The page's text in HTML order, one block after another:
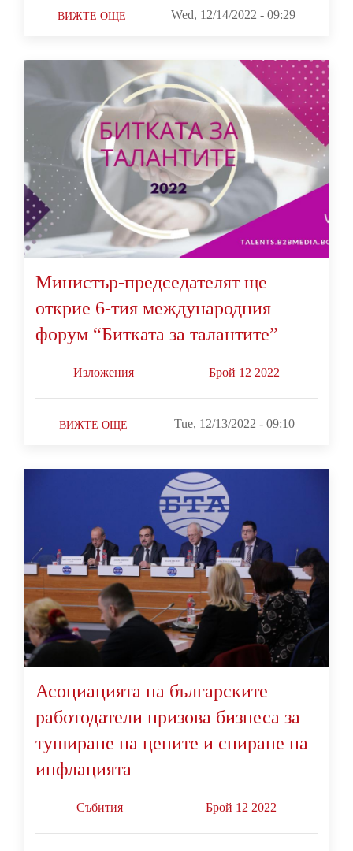
ВИЖТЕ ОЩЕ Wed, 12/14/2022 - 09:29
Министър-председателят ще
открие 6-тия международния
форум “Битката за талантите”
Изложения Брой 12 2022
ВИЖТЕ ОЩЕ Tue, 12/13/2022 - 09:10
Асоциацията на българските
работодатели призова бизнеса за
туширане на цените и спиране на
инфлацията
Събития Брой 12 2022